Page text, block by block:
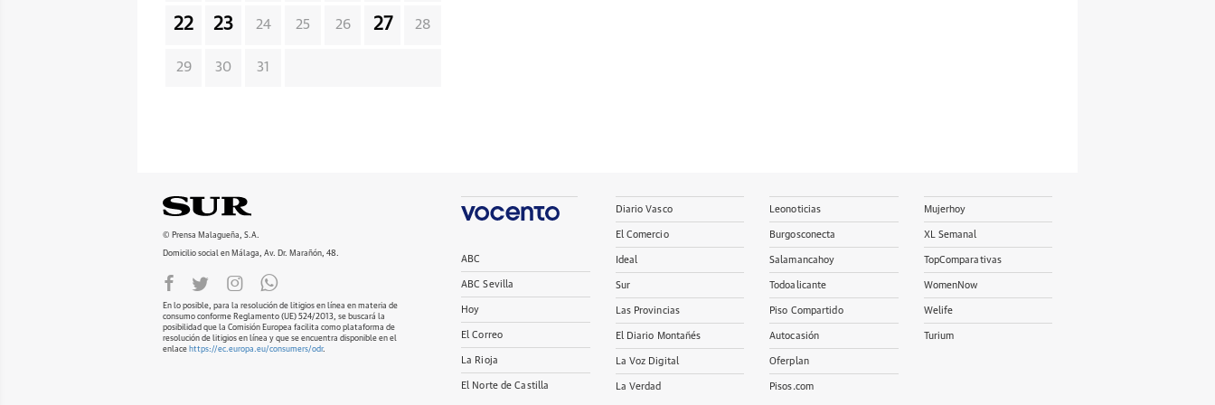
22 23 24 25 26 27 28
29 30 31
© Prensa Malagueña, S.A.
Domicilio social en Málaga, Av. Dr. Marañón, 48.
En lo posible, para la resolución de litigios en línea en materia de
consumo conforme Reglamento (UE) 524/2013, se buscará la
posibilidad que la Comisión Europea facilita como plataforma de
resolución de litigios en línea y que se encuentra disponible en el
enlace https://ec.europa.eu/consumers/odr.
ABC
ABC Sevilla
Hoy
El Correo
La Rioja
El Norte de Castilla
Diario Vasco
El Comercio
Ideal
Sur
Las Provincias
El Diario Montañés
La Voz Digital
La Verdad
Leonoticias
Burgosconecta
Salamancahoy
Todoalicante
Piso Compartido
Autocasión
Oferplan
Pisos.com
Mujerhoy
XL Semanal
TopComparativas
WomenNow
Welife
Turium